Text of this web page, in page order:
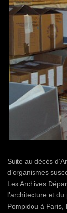
Suite au décès
d’organismes
Les Archives
l’architecture et
Pompidou à Paris,